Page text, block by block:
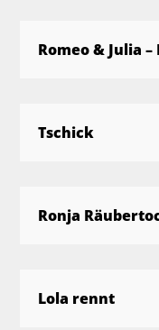
Romeo & Julia
Tschick
Ronja
Lola rennt